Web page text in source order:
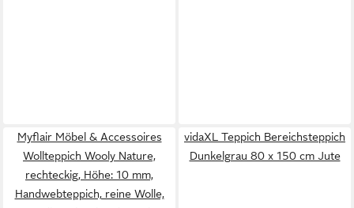
Myflair Möbel & Accessoires
Wollteppich Wooly Nature,
rechteckig, Höhe: 10 mm,
Handwebteppich, reine Wolle,
vidaXL Teppich Bereichsteppich
Dunkelgrau 80 x 150 cm Jute